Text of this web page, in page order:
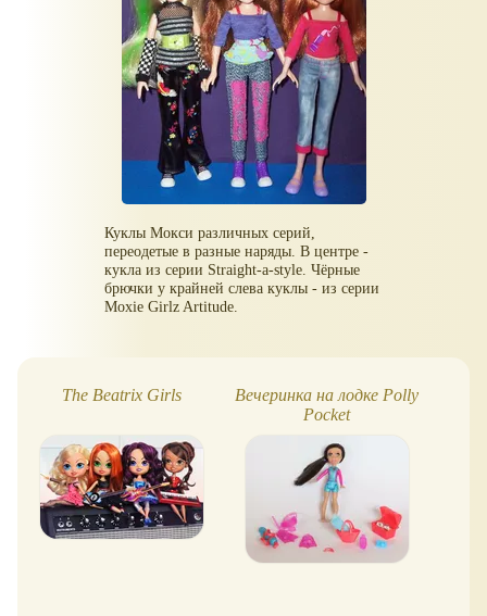
Куклы Мокси различных серий,
переодетые в разные наряды. В центре -
кукла из серии Straight-a-style. Чёрные
брючки у крайней слева куклы - из серии
Moxie Girlz Artitude.
The Beatrix Girls
Вечеринка на лодке Polly
Pocket